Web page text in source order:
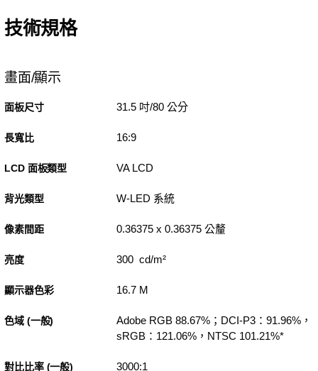
技術規格
畫面/顯示
面板尺寸 31.5 吋/80 公分
長寬比 16:9
LCD 面板類型 VA LCD
背光類型 W-LED 系統
像素間距 0.36375 x 0.36375 公釐
亮度 300 cd/m²
顯示器色彩 16.7 M
色域 (一般)
Adobe RGB 88.67%；DCI-P3：91.96%，
sRGB：121.06%，NTSC 101.21%*
對比比率 (一般) 3000:1